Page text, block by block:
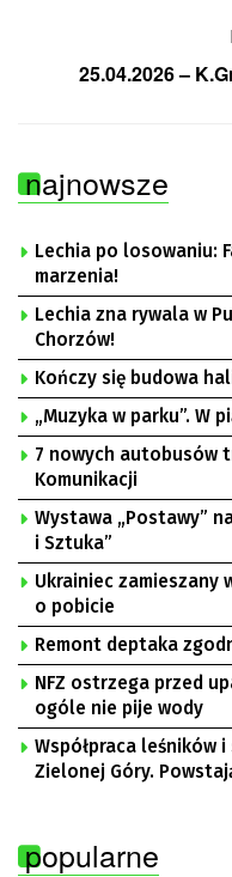
25.04.2026 –
najnowsze
Lechia po losowaniu:
marzenia!
Lechia zna rywala w
Chorzów!
Kończy się budowa
„Muzyka w parku”. W
7 nowych autobusów
Komunikacji
Wystawa „Postawy”
i Sztuka”
Ukrainiec
o pobicie
Remont deptaka
NFZ ostrzega przed
ogóle nie pije wody
Współpraca leśników
Zielonej Góry.
popularne